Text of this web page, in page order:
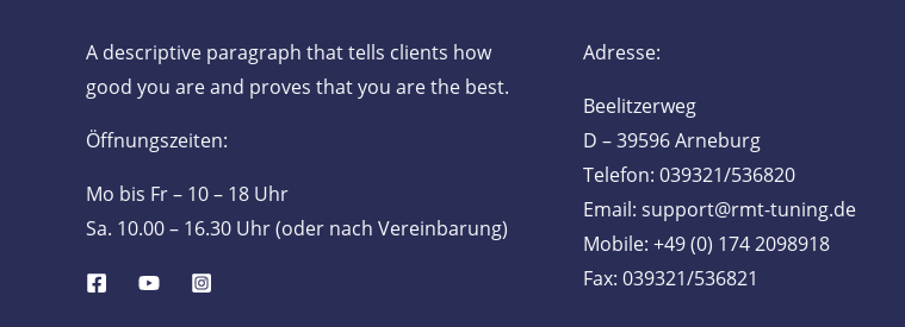
A descriptive paragraph that tells clients how
good you are and proves that you are the best.
Öffnungszeiten:
Mo bis Fr – 10 – 18 Uhr
Sa. 10.00 – 16.30 Uhr (oder nach Vereinbarung)
Adresse:
Beelitzerweg
D – 39596 Arneburg
Telefon: 039321/536820
Email: support@rmt-tuning.de
Mobile: +49 (0) 174 2098918
Fax: 039321/536821